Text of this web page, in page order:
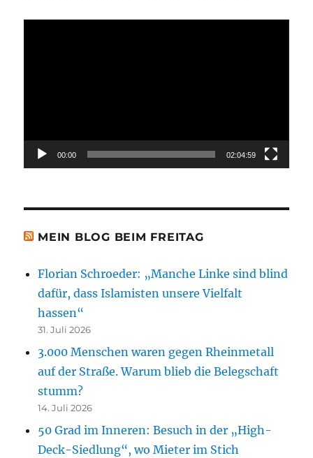
00:00 02:04:59
MEIN BLOG BEIM FREITAG
Florian Schroeder: „Manche Linke sind blind
dafür, dass Islamisten unsere Vielfalt
hassen“
31. Juli 2026
3.000 Menschen waren gegen Rheinmetall
auf der Straße. Warum blieb die Belegschaft
stumm?
14. Juli 2026
50 Grad im Inneren: Besuch in der „High-
Deck-Siedlung“, wo Mieter im Stich